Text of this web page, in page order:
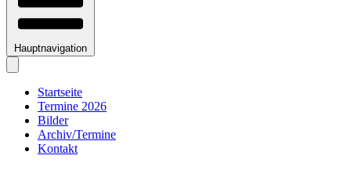
Hauptnavigation
Startseite
Termine 2026
Bilder
Archiv/Termine
Kontakt